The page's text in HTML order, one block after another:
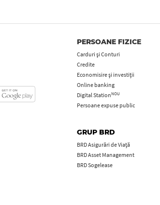
PERSOANE FIZICE
Carduri şi Conturi
Credite
Economisire și investiții
Online banking
Digital StationNOU
Persoane expuse public
GRUP BRD
BRD Asigurări de Viață
BRD Asset Management
BRD Sogelease